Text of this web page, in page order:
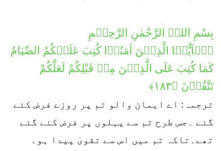
بِسْمِ اللہِ الرَّحْمٰنِ الرَّحِیۡمِ
یٰۤاَیُّہَا الَّذِیۡنَ اٰمَنُوۡا كُتِبَ عَلَیۡكُمُ الصِّیَامُ
کَمَا كُتِبَ عَلَی الَّذِیۡنَ مِنۡ قَبْلِكُمْ لَعَلَّكُمْ
تَتَّقُوۡنَ ﴿۱۸۳﴾
ترجمہ: اے ایمان والو تم پر روزے فرض کئے
گئے ۔جس طرح تم سے پہلوں پر فرض کئے گئے
تھے۔تاکہ تم میں اس سے تقویٰ پیدا ہو۔